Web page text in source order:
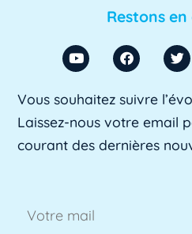
d'Université. Il s'agit d'un
ADA SUP
ADA SUP est l'acronyme
professionnelle des
ADSI
Restons
Vous souhaitez suivre
Laissez-nous votre email
courant des dernières